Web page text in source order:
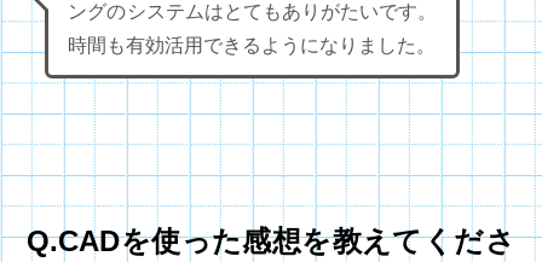
ングのシステムはとてもありがたいです。
時間も有効活用できるようになりました。
Q.CADを使った感想を教えてくださ